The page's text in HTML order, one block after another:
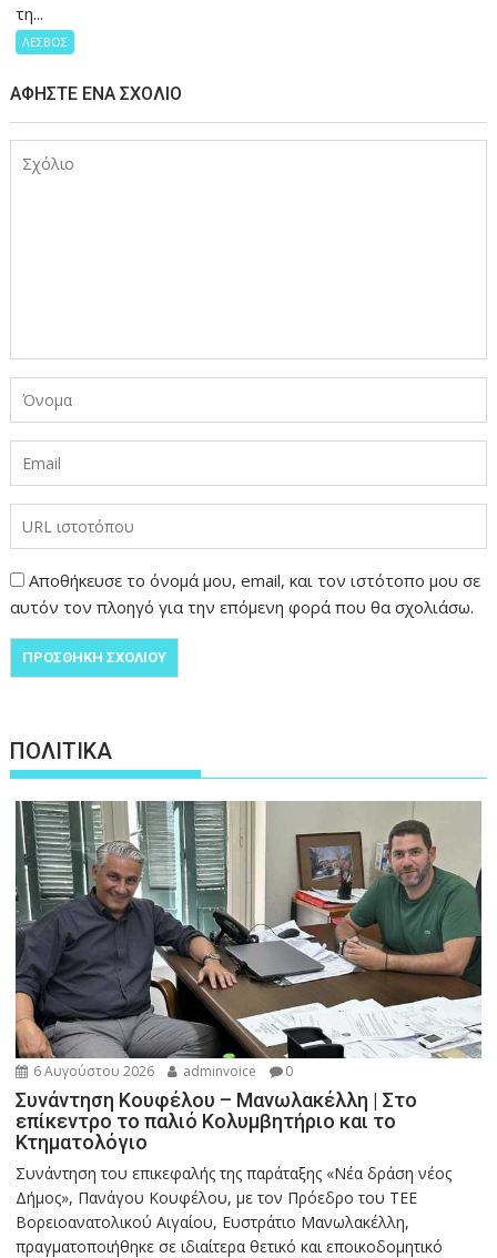
τη...
ΛΕΣΒΟΣ
ΑΦΉΣΤΕ ΈΝΑ ΣΧΌΛΙΟ
Αποθήκευσε το όνομά μου, email, και τον ιστότοπο μου σε
αυτόν τον πλοηγό για την επόμενη φορά που θα σχολιάσω.
ΠΟΛΙΤΙΚΑ
6 Αυγούστου 2026 adminvoice 0
Συνάντηση Κουφέλου – Μανωλακέλλη | Στο
επίκεντρο το παλιό Κολυμβητήριο και το
Κτηματολόγιο
Συνάντηση του επικεφαλής της παράταξης «Νέα δράση νέος
Δήμος», Πανάγου Κουφέλου, με τον Πρόεδρο του ΤΕΕ
Βορειοανατολικού Αιγαίου, Ευστράτιο Μανωλακέλλη,
πραγματοποιήθηκε σε ιδιαίτερα θετικό και εποικοδομητικό